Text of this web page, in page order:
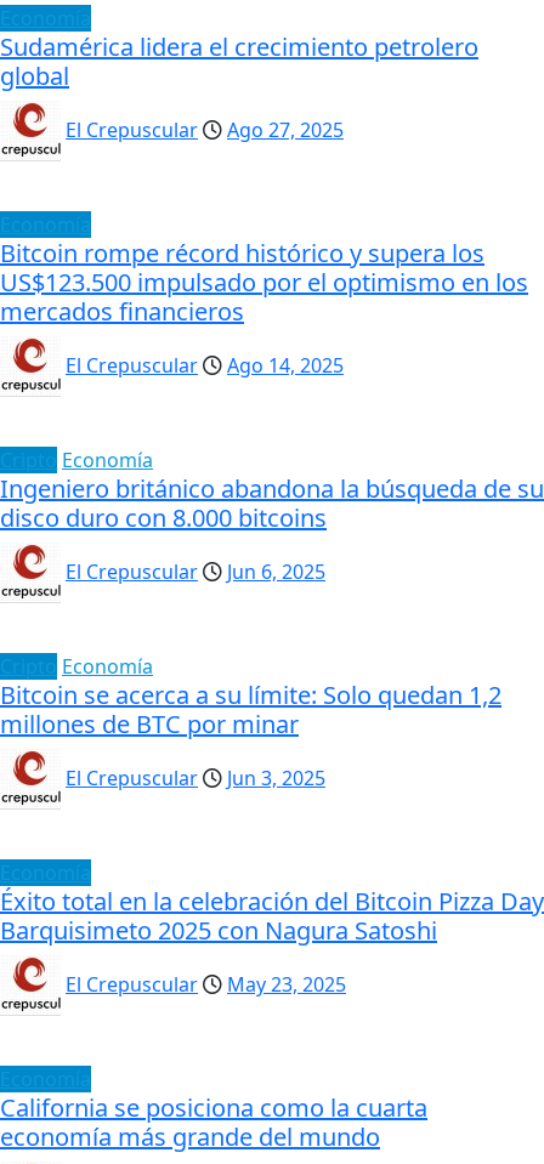
Sudamérica lidera el crecimiento petrolero
global
El Crepuscular Ago 27, 2025
Bitcoin rompe récord histórico y supera los
US$123.500 impulsado por el optimismo en los
mercados financieros
El Crepuscular Ago 14, 2025
Economía
Ingeniero británico abandona la búsqueda de su
disco duro con 8.000 bitcoins
El Crepuscular Jun 6, 2025
Economía
Bitcoin se acerca a su límite: Solo quedan 1,2
millones de BTC por minar
El Crepuscular Jun 3, 2025
Éxito total en la celebración del Bitcoin Pizza Day
Barquisimeto 2025 con Nagura Satoshi
El Crepuscular May 23, 2025
California se posiciona como la cuarta
economía más grande del mundo